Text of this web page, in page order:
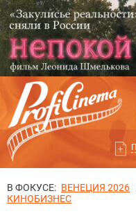
В ФОКУСЕ: ВЕНЕЦИЯ 2026
КИНОБИЗНЕС